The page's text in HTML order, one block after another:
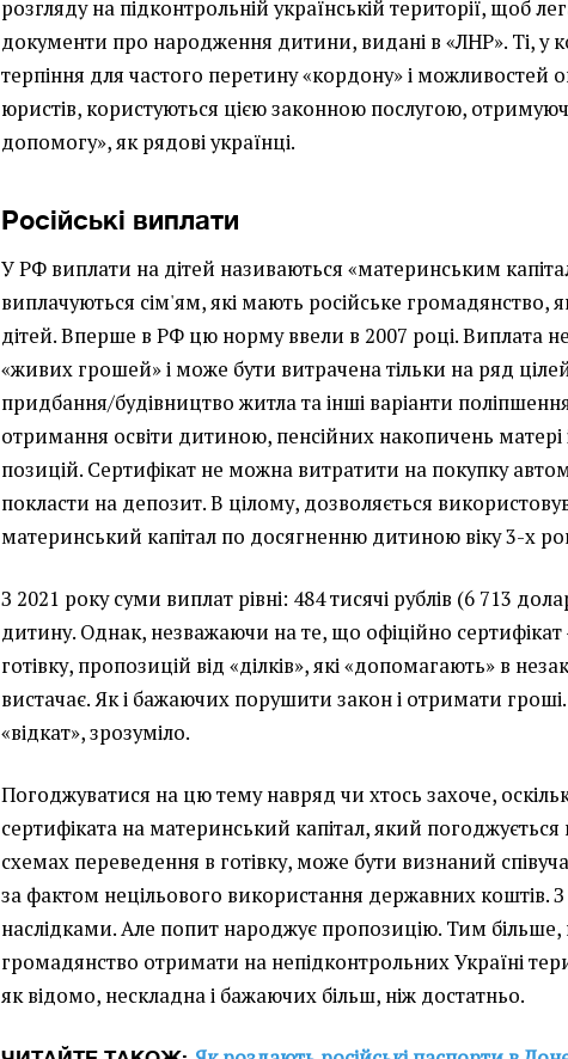
розгляду на підконтрольній українській території, щоб
документи про народження дитини, видані в «ЛНР». Ті, у
терпіння для частого перетину «кордону» і можливостей
юристів, користуються цією законною послугою,
допомогу», як рядові українці.
Російські виплати
У РФ виплати на дітей називаються «материнським
виплачуються сім'ям, які мають російське громадянство,
дітей. Вперше в РФ цю норму ввели в 2007 році. Виплата
«живих грошей» і може бути витрачена тільки на ряд
придбання/будівництво житла та інші варіанти
отримання освіти дитиною, пенсійних накопичень матері
позицій. Сертифікат не можна витратити на покупку
покласти на депозит. В цілому, дозволяється
материнський капітал по досягненню дитиною віку 3-х
З 2021 року суми виплат рівні: 484 тисячі рублів (6 713
дитину. Однак, незважаючи на те, що офіційно сертифікат
готівку, пропозицій від «ділків», які «допомагають» в
вистачає. Як і бажаючих порушити закон і отримати
«відкат», зрозуміло.
Погоджуватися на цю тему навряд чи хтось захоче,
сертифіката на материнський капітал, який погоджується
схемах переведення в готівку, може бути визнаний
за фактом нецільового використання державних коштів.
наслідками. Але попит народжує пропозицію. Тим більше,
громадянство отримати на непідконтрольних Україні
як відомо, нескладна і бажаючих більш, ніж достатньо.